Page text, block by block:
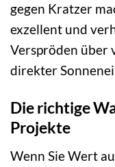
gegen Kratzer
exzellent und
Verspröden über
direkter
Die richtige
Projekte
Wenn Sie Wert